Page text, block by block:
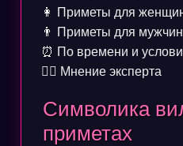
👩
Приметы для
👨
Приметы для мужчин
⏰ По времени и
🧙‍♀️ Мнение эксперта
Символика
приметах